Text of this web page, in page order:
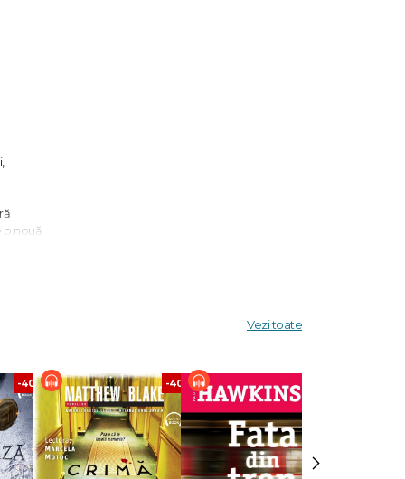
o nouă
–
Vezi toate
-40% -40%
›